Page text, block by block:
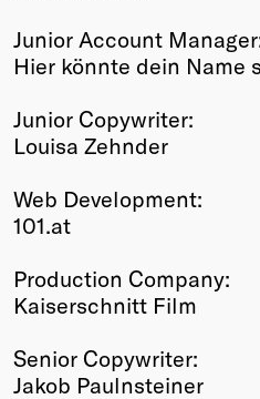
Junior Account
Hier könnte dein Name
Junior Copywriter:
Louisa Zehnder
Web Development:
101.at
Production Company:
Kaiserschnitt Film
Senior Copywriter:
Jakob Paulnsteiner